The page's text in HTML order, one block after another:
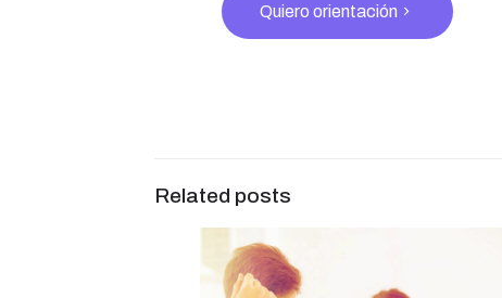
Quiero orientación
Related posts